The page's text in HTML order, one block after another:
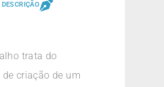
DESCRIÇÃO
trata do
de criação de um